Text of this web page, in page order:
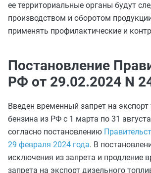
ее территориальные органы будут
производством и оборотом
применять профилактические и
Постановление
РФ от 29.02.2024 N
Введен временный запрет на экспорт
бензина из РФ с 1 марта по 31
согласно постановлению
29 февраля 2024 года. В
исключения из запрета и продление
запрета на экспорт дизельного